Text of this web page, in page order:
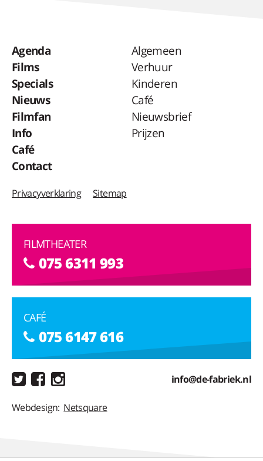
Agenda
Films
Specials
Nieuws
Filmfan
Info
Café
Contact
Algemeen
Verhuur
Kinderen
Café
Nieuwsbrief
Prijzen
Privacyverklaring Sitemap
FILMTHEATER
075 6311 993
CAFÉ
075 6147 616
info@de-fabriek.nl
Webdesign: Netsquare